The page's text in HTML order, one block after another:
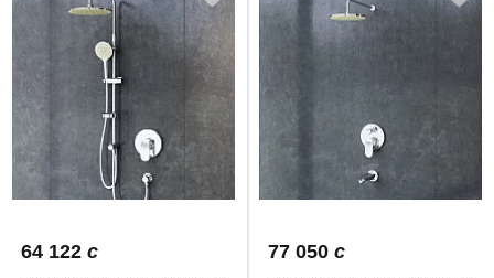
64 122 c 77 050 c